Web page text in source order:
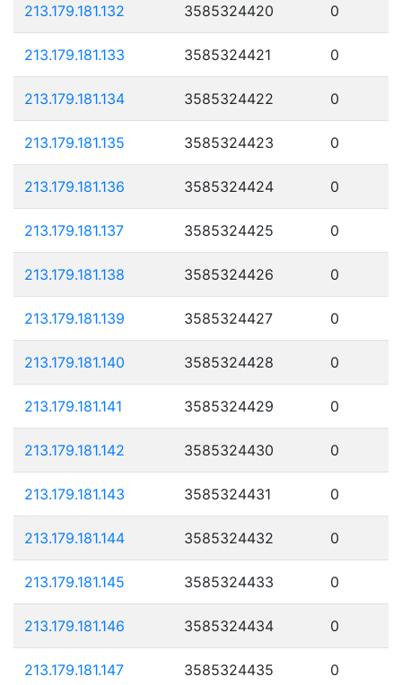
213.179.181.132 3585324420 0
213.179.181.133 3585324421 0
213.179.181.134 3585324422 0
213.179.181.135 3585324423 0
213.179.181.136 3585324424 0
213.179.181.137 3585324425 0
213.179.181.138 3585324426 0
213.179.181.139 3585324427 0
213.179.181.140 3585324428 0
213.179.181.141 3585324429 0
213.179.181.142 3585324430 0
213.179.181.143 3585324431 0
213.179.181.144 3585324432 0
213.179.181.145 3585324433 0
213.179.181.146 3585324434 0
213.179.181.147 3585324435 0